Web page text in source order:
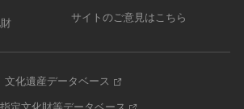
サイトのご意見はこちら
文化遺産データベース